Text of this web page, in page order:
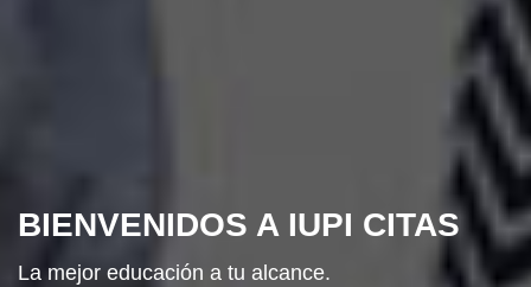
BIENVENIDOS A IUPI CITAS
La mejor educación a tu alcance.